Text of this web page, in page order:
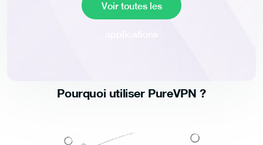
Voir toutes les
Pourquoi utiliser PureVPN ?